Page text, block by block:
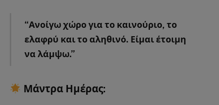
“Ανοίγω χώρο για το καινούριο, το
ελαφρύ και το αληθινό. Είμαι έτοιμη
να λάμψω.”
Μάντρα Ημέρας: